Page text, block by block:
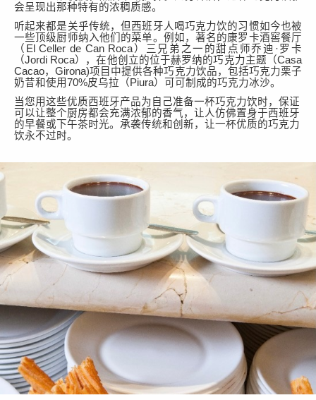
会呈现出那种特有的浓稠质感。
听起来都是关乎传统，但西班牙人喝巧克力饮的习惯如今也被
一些顶级厨师纳入他们的菜单。例如，著名的康罗卡酒窖餐厅
（ El Celler de Can Roca）三兄弟之一的甜点师乔迪·罗卡
（Jordi Roca），在他创立的位于赫罗纳的巧克力主题（Casa
Cacao，Girona)项目中提供各种巧克力饮品，包括巧克力栗子
奶昔和使用70%皮乌拉（Piura）可可制成的巧克力冰沙。
当您用这些优质西班牙产品为自己准备一杯巧克力饮时，保证
可以让整个厨房都会充满浓郁的香气，让人仿佛置身于西班牙
的早餐或下午茶时光。承袭传统和创新，让一杯优质的巧克力
饮永不过时。